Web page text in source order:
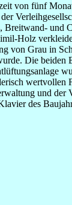
von fünf
und
Holz
von Grau in
Die
wertvollen
und
des